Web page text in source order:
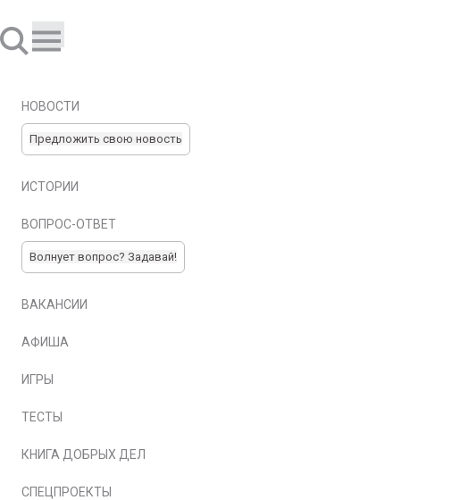
НОВОСТИ
Предложить свою новость
ИСТОРИИ
ВОПРОС-ОТВЕТ
Волнует вопрос? Задавай!
ВАКАНСИИ
АФИША
ИГРЫ
ТЕСТЫ
КНИГА ДОБРЫХ ДЕЛ
СПЕЦПРОЕКТЫ